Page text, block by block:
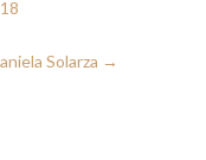
Solarza →